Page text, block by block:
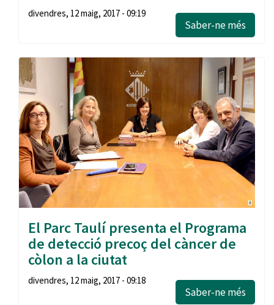
divendres, 12 maig, 2017 - 09:19
Saber-ne més
El Parc Taulí presenta el Programa
de detecció precoç del càncer de
còlon a la ciutat
divendres, 12 maig, 2017 - 09:18
Saber-ne més